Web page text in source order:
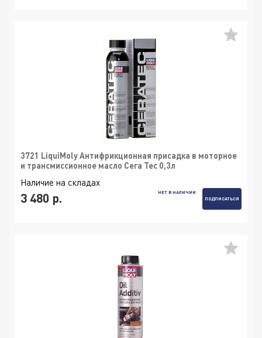
3721 LiquiMoly Антифрикционная присадка в моторное
и трансмиссионное масло Cera Tec 0,3л
Наличие на складах
3 480 р.
НЕТ В НАЛИЧИИ
ПОДПИСАТЬСЯ